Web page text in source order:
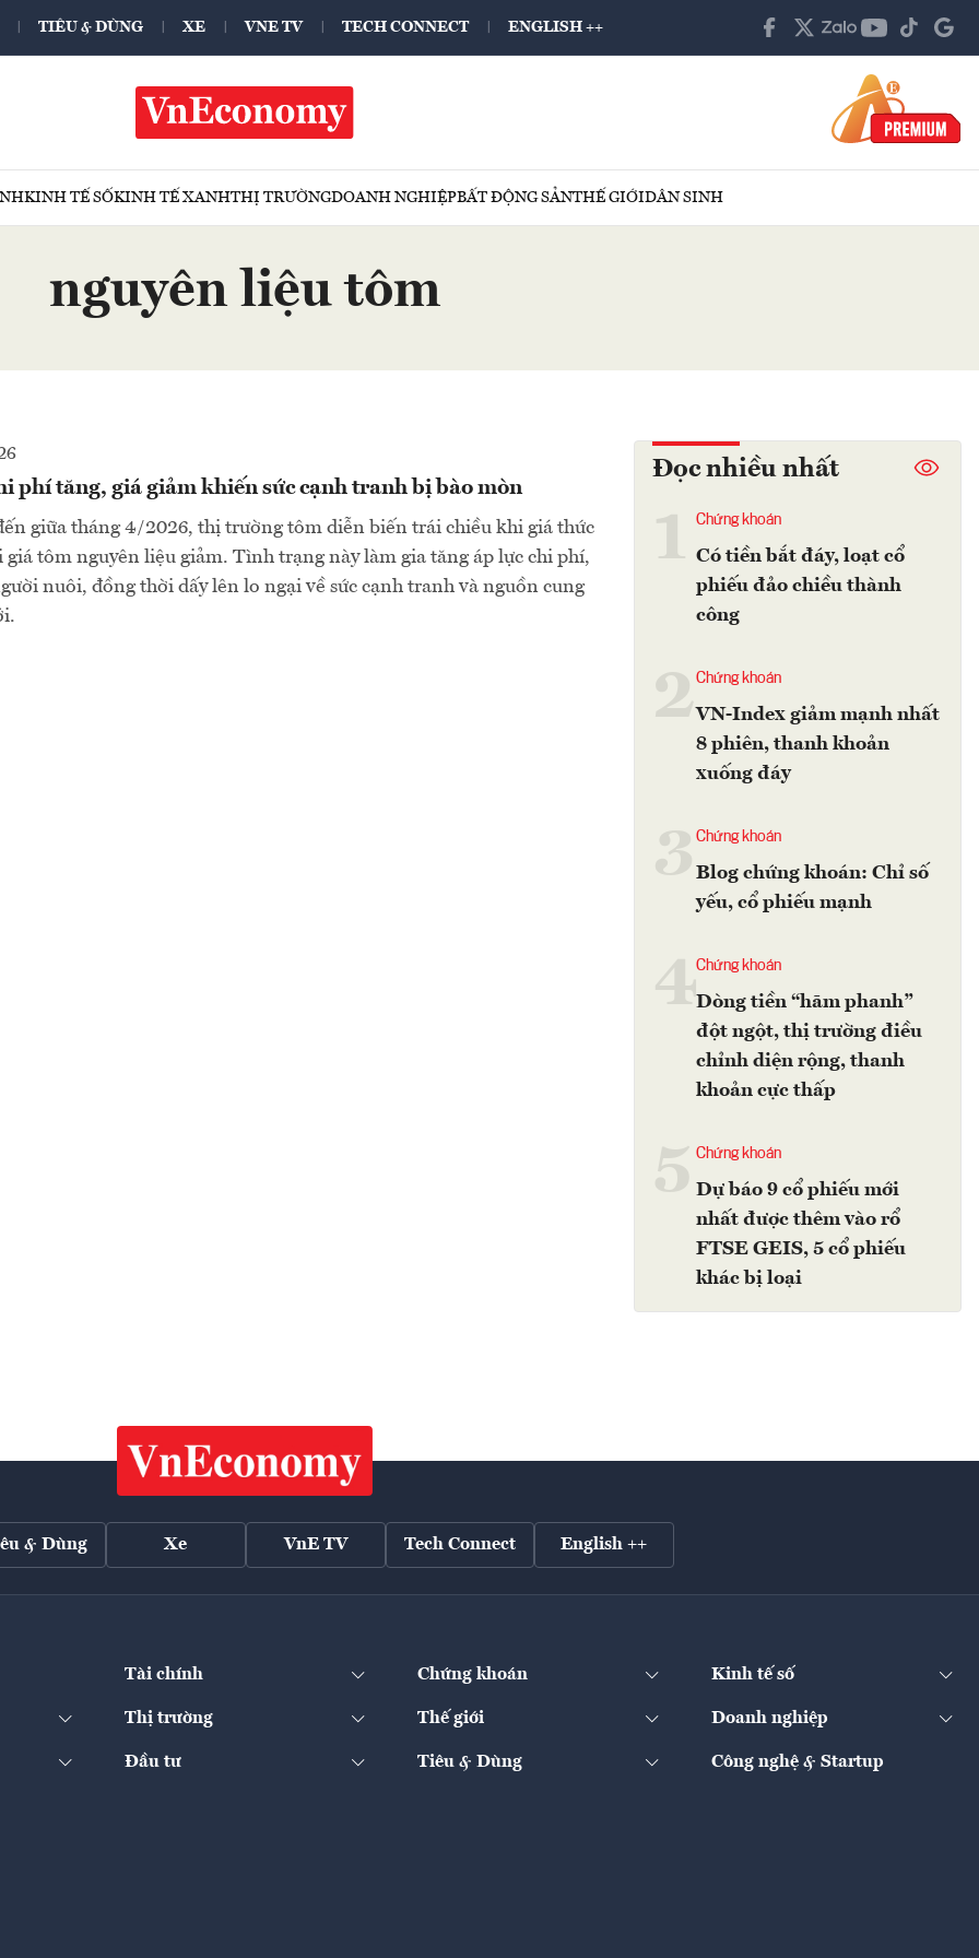
TIÊU & DÙNG XE VNE TV TECH CONNECT ENGLISH ++
KINH TẾ SỐKINH TẾ XANHTHỊ TRƯỜNGDOANH NGHIỆPBẤT ĐỘNG SẢNTHẾ GIỚIDÂN SINH
nguyên liệu tôm
phí tăng, giá giảm khiến sức cạnh tranh bị bào mòn
giữa tháng 4/2026, thị trường tôm diễn biến trái chiều khi giá thức
tôm nguyên liệu giảm. Tình trạng này làm gia tăng áp lực chi phí,
nuôi, đồng thời dấy lên lo ngại về sức cạnh tranh và nguồn cung
Đọc nhiều nhất
Chứng khoán
Có tiền bắt đáy, loạt cổ
phiếu đảo chiều thành
công
2Chứng khoán
VN-Index giảm mạnh nhất
8 phiên, thanh khoản
xuống đáy
Chứng khoán
Blog chứng khoán: Chỉ số
yếu, cổ phiếu mạnh
4Chứng khoán
Dòng tiền “hãm phanh”
đột ngột, thị trường điều
chỉnh diện rộng, thanh
khoản cực thấp
Chứng khoán
Dự báo 9 cổ phiếu mới
nhất được thêm vào rổ
FTSE GEIS, 5 cổ phiếu
khác bị loại
& Dùng Xe VnE TV Tech Connect English ++
Tài chính Chứng khoán Kinh tế số
Thị trường Thế giới Doanh nghiệp
Đầu tư Tiêu & Dùng Công nghệ & Startup